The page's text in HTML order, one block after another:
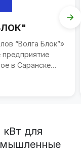
“Волга Блок”»
в Саранске
для